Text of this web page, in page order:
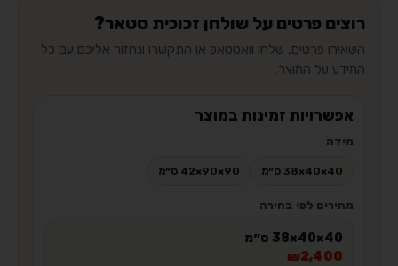
רוצים פרטים על שולחן זכוכית סטאר?
השאירו פרטים, שלחו וואטסאפ או התקשרו ונחזור אליכם עם כל
המידע על המוצר.
אפשרויות זמינות במוצר
מידה
40×40×38 ס״מ 90×90×42 ס״מ
מחירים לפי בחירה
40×40×38 ס״מ
₪2,400